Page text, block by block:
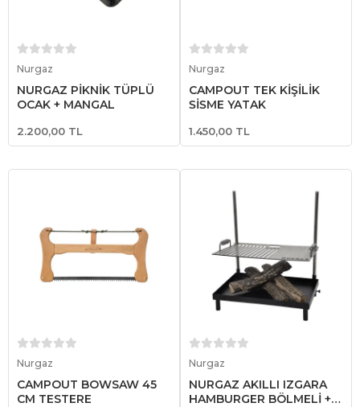
Nurgaz
NURGAZ PİKNİK TÜPLÜ
OCAK + MANGAL
2.200,00 TL
Nurgaz
CAMPOUT TEK KİŞİLİK
ŞİŞME YATAK
1.450,00 TL
Nurgaz
CAMPOUT BOWSAW 45
CM TESTERE
Nurgaz
NURGAZ AKILLI IZGARA
HAMBURGER BÖLMELİ +